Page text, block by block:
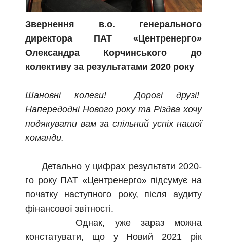
Звернення в.о. генерального
директора ПАТ «Центренерго»
Олександра Корчинського до
колективу за результатами 2020 року
Шановні колеги! Дорогі друзі!
Напередодні Нового року та Різдва хочу
подякувати вам за спільний успіх нашої
команди.
Детально у цифрах результати 2020-
го року ПАТ «Центренерго» підсумує на
початку наступного року, після аудиту
фінансової звітності.
Однак, уже зараз можна
констатувати, що у Новий 2021 рік